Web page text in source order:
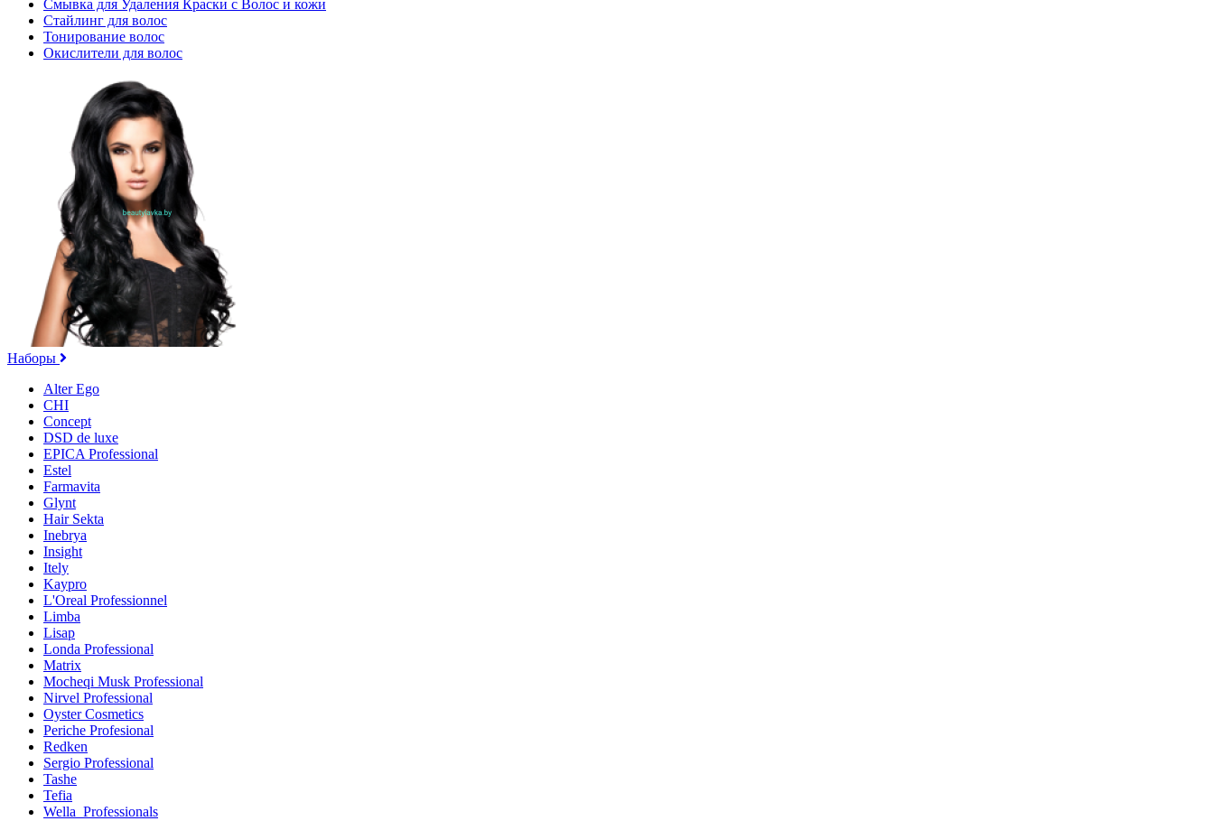
Смывка для Удаления Краски с Волос и кожи
Стайлинг для волос
Тонирование волос
Окислители для волос
Наборы
Alter Ego
CHI
Concept
DSD de luxe
EPICA Professional
Estel
Farmavita
Glynt
Hair Sekta
Inebrya
Insight
Itely
Kaypro
L'Oreal Professionnel
Limba
Lisap
Londa Professional
Matrix
Mocheqi Musk Professional
Nirvel Professional
Oyster Cosmetics
Periche Profesional
Redken
Sergio Professional
Tashe
Tefia
Wella_Professionals